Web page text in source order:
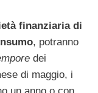
finanziaria di
, potranno
dei
di maggio, i